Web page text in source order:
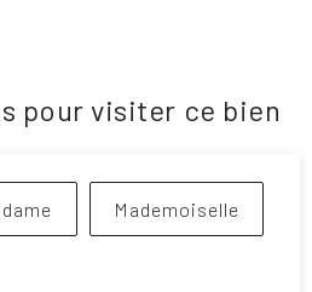
pour visiter ce bien
Mademoiselle